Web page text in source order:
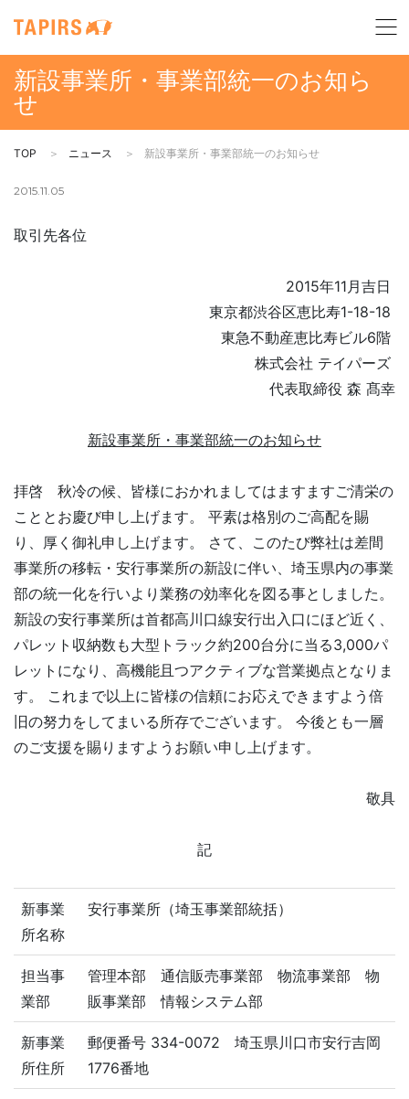
新設事業所・事業部統一のお知ら
せ
TOP ニュース 新設事業所・事業部統一のお知らせ
2015.11.05
取引先各位
2015年11月吉日
東京都渋谷区恵比寿1-18-18
東急不動産恵比寿ビル6階
株式会社 テイパーズ
代表取締役 森 髙幸
新設事業所・事業部統一のお知らせ
拝啓 秋冷の候、皆様におかれましてはますますご清栄の
こととお慶び申し上げます。 平素は格別のご高配を賜
り、厚く御礼申し上げます。 さて、このたび弊社は差間
事業所の移転・安行事業所の新設に伴い、埼玉県内の事業
部の統一化を行いより業務の効率化を図る事としました。
新設の安行事業所は首都高川口線安行出入口にほど近く、
パレット収納数も大型トラック約200台分に当る3,000パ
レットになり、高機能且つアクティブな営業拠点となりま
す。 これまで以上に皆様の信頼にお応えできますよう倍
旧の努力をしてまいる所存でございます。 今後とも一層
のご支援を賜りますようお願い申し上げます。
敬具
記
新事業
所名称
安行事業所（埼玉事業部統括）
担当事
業部
管理本部 通信販売事業部 物流事業部 物
販事業部 情報システム部
新事業
所住所
郵便番号 334-0072 埼玉県川口市安行吉岡
1776番地